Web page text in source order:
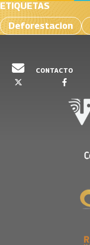
ETIQUETAS
Deforestacion
CONTACTO